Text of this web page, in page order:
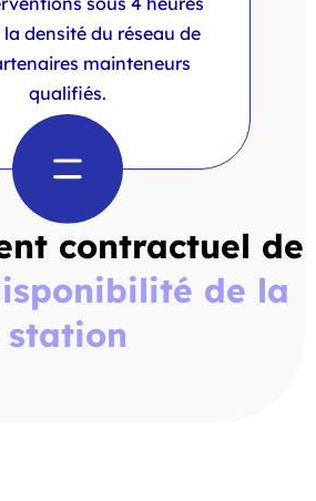
densité du réseau de
mainteneurs
qualifiés.
contractuel de
de la
station